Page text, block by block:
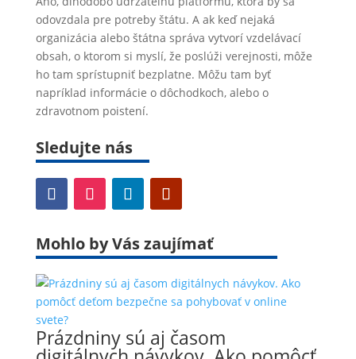
odovzdala pre potreby štátu. A ak keď nejaká
organizácia alebo štátna správa vytvorí vzdelávací
obsah, o ktorom si myslí, že poslúži verejnosti, môže
ho tam sprístupniť bezplatne. Môžu tam byť
napríklad informácie o dôchodkoch, alebo o
zdravotnom poistení.
Sledujte nás
Mohlo by Vás zaujímať
Prázdniny sú aj časom